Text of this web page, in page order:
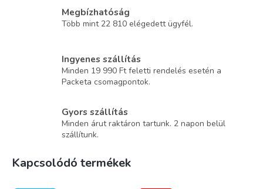
Megbízhatóság
Több mint 22 810 elégedett ügyfél.
Ingyenes szállítás
Minden 19 990 Ft feletti rendelés esetén a
Packeta csomagpontok.
Gyors szállítás
Minden árut raktáron tartunk. 2 napon belül
szállítunk.
Kapcsolódó termékek